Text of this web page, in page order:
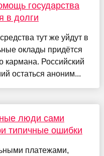
государства
в долги
тут же уйдут в
оклады придётся
кармана. Российский
остаться аноним...
люди сами
типичные ошибки
платежами,